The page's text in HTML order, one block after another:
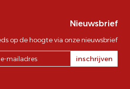
Nieuwsbrief
op de hoogte via onze nieuwsbrief
inschrijven